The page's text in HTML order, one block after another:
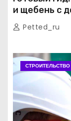
и щебень с
Petted_ru
СТРОИТЕЛЬСТВО